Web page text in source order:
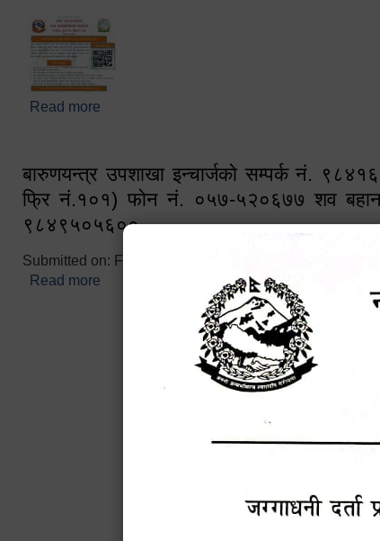
Read more
बारुणयन्त्र उपशाखा इन्चार्जको सम्पर्क नं.
फ्रि नं.१०१) फोन नं. ०५७-५२०६७७ शव
९८४९५०५६००
Submitted on: Fri, 02/25/2022 - 10:50
Read more about बारुणयन्त्र उपशाखा इन्चार्जको सम्पर्क नं.
नं.१०१) फोन नं. ०५७-५२०६७७ शव बहान चालकको